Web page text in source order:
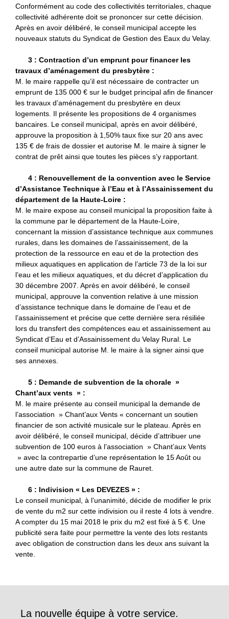
Conformément au code des collectivités territoriales, chaque
collectivité adhérente doit se prononcer sur cette décision.
Après en avoir délibéré, le conseil municipal accepte les
nouveaux statuts du Syndicat de Gestion des Eaux du Velay.
3 : Contraction d’un emprunt pour financer les
travaux d’aménagement du presbytère :
M. le maire rappelle qu’il est nécessaire de contracter un
emprunt de 135 000 € sur le budget principal afin de financer
les travaux d’aménagement du presbytère en deux
logements. Il présente les propositions de 4 organismes
bancaires. Le conseil municipal, après en avoir délibéré,
approuve la proposition à 1,50% taux fixe sur 20 ans avec
135 € de frais de dossier et autorise M. le maire à signer le
contrat de prêt ainsi que toutes les pièces s’y rapportant.
4 : Renouvellement de la convention avec le Service
d’Assistance Technique à l’Eau et à l’Assainissement du
département de la Haute-Loire :
M. le maire expose au conseil municipal la proposition faite à
la commune par le département de la Haute-Loire,
concernant la mission d’assistance technique aux communes
rurales, dans les domaines de l’assainissement, de la
protection de la ressource en eau et de la protection des
milieux aquatiques en application de l’article 73 de la loi sur
l’eau et les milieux aquatiques, et du décret d’application du
30 décembre 2007. Après en avoir délibéré, le conseil
municipal, approuve la convention relative à une mission
d’assistance technique dans le domaine de l’eau et de
l’assainissement et précise que cette dernière sera résiliée
lors du transfert des compétences eau et assainissement au
Syndicat d’Eau et d’Assainissement du Velay Rural. Le
conseil municipal autorise M. le maire à la signer ainsi que
ses annexes.
5 : Demande de subvention de la chorale »
Chant’aux vents » :
M. le maire présente au conseil municipal la demande de
l’association » Chant’aux Vents « concernant un soutien
financier de son activité musicale sur le plateau. Après en
avoir délibéré, le conseil municipal, décide d’attribuer une
subvention de 100 euros à l’association » Chant’aux Vents
» avec la contrepartie d’une représentation le 15 Août ou
une autre date sur la commune de Rauret.
6 : Indivision « Les DEVEZES » :
Le conseil municipal, à l’unanimité, décide de modifier le prix
de vente du m2 sur cette indivision ou il reste 4 lots à vendre.
A compter du 15 mai 2018 le prix du m2 est fixé à 5 €. Une
publicité sera faite pour permettre la vente des lots restants
avec obligation de construction dans les deux ans suivant la
vente.
La nouvelle équipe à votre service.